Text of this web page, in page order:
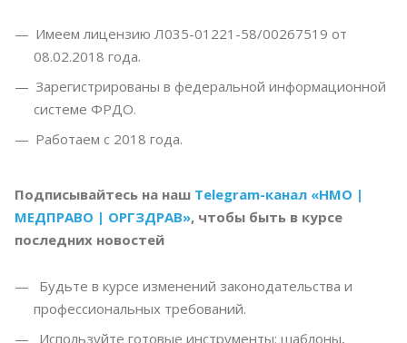
Имеем лицензию Л035-01221-58/00267519 от
08.02.2018 года.
Зарегистрированы в федеральной информационной
системе ФРДО.
Работаем с 2018 года.
Подписывайтесь на наш Telegram-канал «НМО |
МЕДПРАВО | ОРГЗДРАВ», чтобы быть в курсе
последних новостей
Будьте в курсе изменений законодательства и
профессиональных требований.
Используйте готовые инструменты: шаблоны,